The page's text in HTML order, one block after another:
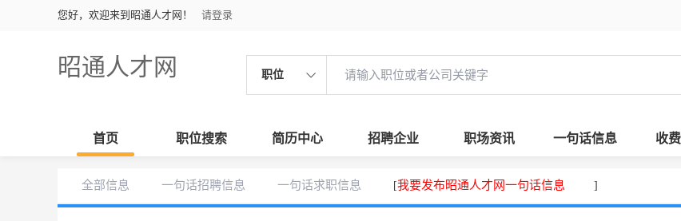
您好，欢迎来到昭通人才网！ 请登录
昭通人才网 职位
首页 职位搜索 简历中心 招聘企业 职场资讯 一句话信息 收
全部信息 一句话招聘信息 一句话求职信息 [我要发布昭通人才网一句话信息 ]